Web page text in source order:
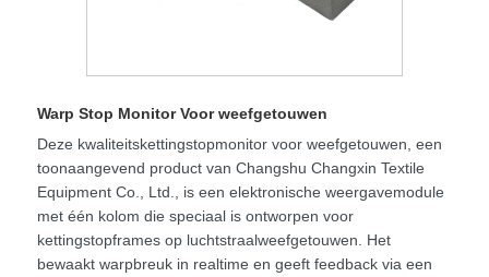
Warp Stop Monitor Voor weefgetouwen
Deze kwaliteitskettingstopmonitor voor weefgetouwen, een
toonaangevend product van Changshu Changxin Textile
Equipment Co., Ltd., is een elektronische weergavemodule
met één kolom die speciaal is ontworpen voor
kettingstopframes op luchtstraalweefgetouwen. Het
bewaakt warpbreuk in realtime en geeft feedback via een